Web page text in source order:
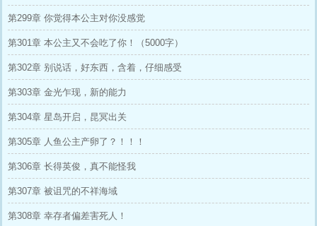
第299章 你觉得本公主对你没感觉
第301章 本公主又不会吃了你！（5000字）
第302章 别说话，好东西，含着，仔细感受
第303章 金光乍现，新的能力
第304章 星岛开启，昆冥出关
第305章 人鱼公主产卵了？！！！
第306章 长得英俊，真不能怪我
第307章 被诅咒的不祥海域
第308章 幸存者偏差害死人！